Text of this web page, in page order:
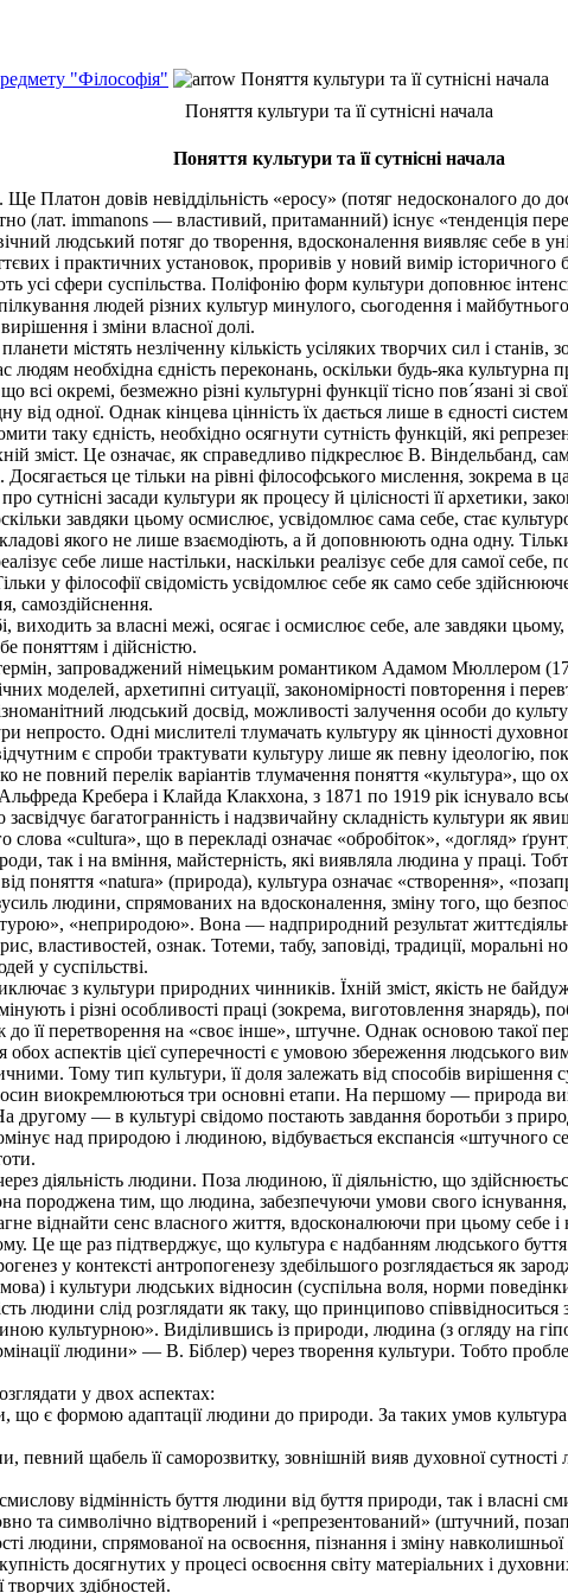
"Філософія"
Поняття культури та її сутнісні начала
Поняття культури та її сутнісні начала
Поняття культури та її сутнісні начала
Платон довів невіддільність «еросу» (потяг недосконалого до
(лат. immanons — властивий, притаманний) існує «тенденція
людський потяг до творення, вдосконалення виявляє себе в
і практичних установок, проривів у новий вимір
усі сфери суспільства. Поліфонію форм культури доповнює
людей різних культур минулого, сьогодення і
і зміни власної долі.
містять незліченну кількість усіляких творчих сил і
необхідна єдність переконань, оскільки будь-яка
всі окремі, безмежно різні культурні функції тісно пов´язані зі
від одної. Однак кінцева цінність їх дається лише в єдності
таку єдність, необхідно осягнути сутність функцій, які
зміст. Це означає, як справедливо підкреслює В. Віндельбанд,
це тільки на рівні філософського мислення, зокрема в
сутнісні засади культури як процесу й цілісності її архетики,
завдяки цьому осмислює, усвідомлює сама себе, стає
якого не лише взаємодіють, а й доповнюють одна одну.
себе лише настільки, наскільки реалізує себе для самої себе,
у філософії свідомість усвідомлює себе як само себе
самоздійснення.
виходить за власні межі, осягає і осмислює себе, але завдяки
поняттям і дійсністю.
запроваджений німецьким романтиком Адамом Мюллером
моделей, архетипні ситуації, закономірності повторення і
людський досвід, можливості залучення особи до
непросто. Одні мислителі тлумачать культуру як цінності
є спроби трактувати культуру лише як певну ідеологію,
не повний перелік варіантів тлумачення поняття «культура», що
Кребера і Клайда Клакхона, з 1871 по 1919 рік існувало
багатогранність і надзвичайну складність культури як
«cultura», що в перекладі означає «обробіток», «догляд»
так і на вміння, майстерність, які виявляла людина у праці.
поняття «natura» (природа), культура означає «створення»,
людини, спрямованих на вдосконалення, зміну того, що
«неприродою». Вона — надприродний результат
властивостей, ознак. Тотеми, табу, заповіді, традиції,
у суспільстві.
з культури природних чинників. Їхній зміст, якість не
і різні особливості праці (зокрема, виготовлення знарядь),
її перетворення на «своє інше», штучне. Однак основою такої
обох аспектів цієї суперечності є умовою збереження людського
Тому тип культури, її доля залежать від способів
виокремлюються три основні етапи. На першому — природа
другому — в культурі свідомо постають завдання боротьби з
над природою і людиною, відбувається експансія «штучного
діяльність людини. Поза людиною, її діяльністю, що
породжена тим, що людина, забезпечуючи умови свого
віднайти сенс власного життя, вдосконалюючи при цьому себе і
Це ще раз підтверджує, що культура є надбанням людського
у контексті антропогенезу здебільшого розглядається як
і культури людських відносин (суспільна воля, норми
людини слід розглядати як таку, що принципово
культурною». Виділившись із природи, людина (з огляду на
людини» — В. Біблер) через творення культури. Тобто
у двох аспектах:
є формою адаптації людини до природи. За таких умов культура
щабель її саморозвитку, зовнішній вияв духовної сутності
відмінність буття людини від буття природи, так і власні
та символічно відтворений і «репрезентований» (штучний,
людини, спрямованої на освоєння, пізнання і зміну навколишньої
досягнутих у процесі освоєння світу матеріальних і
здібностей.